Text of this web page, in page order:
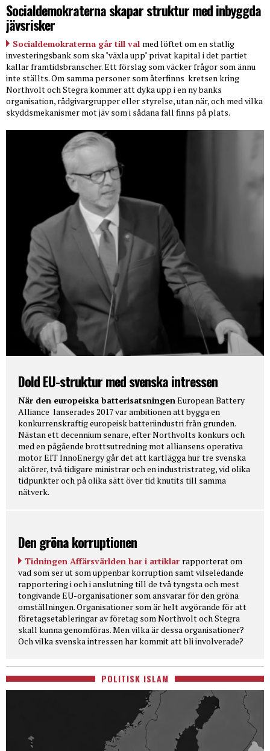
Socialdemokraterna skapar struktur med inbyggda
jävsrisker
Socialdemokraterna går till val med löftet om en statlig
investeringsbank som ska "växla upp" privat kapital i det partiet
kallar framtidsbranscher. Ett förslag som väcker frågor som ännu
inte ställts. Om samma personer som återfinns kretsen kring
Northvolt och Stegra kommer att dyka upp i en ny banks
organisation, rådgivargrupper eller styrelse, utan när, och med vilka
skyddsmekanismer mot jäv som i sådana fall finns på plats.
Dold EU-struktur med svenska intressen
När den europeiska batterisatsningenEuropean Battery
Alliance lanserades 2017 var ambitionen att bygga en
konkurrenskraftig europeisk batteriindustri från grunden.
Nästan ett decennium senare, efter Northvolts konkurs och
med en pågående brottsutredning mot alliansens operativa
motor EIT InnoEnergy går det att kartlägga hur tre svenska
aktörer, två tidigare ministrar och en industristrateg, vid olika
tidpunkter och på olika sätt över tid knutits till samma
nätverk.
Den gröna korruptionen
Tidningen Affärsvärlden har i artiklar rapporterat om
vad som ser ut som uppenbar korruption samt vilseledande
rapportering i och i anslutning till de två tyngsta och mest
tongivande EU-organisationer som ansvarar för den gröna
omställningen. Organisationer som är helt avgörande för att
företagsetableringar av företag som Northvolt och Stegra
skall kunna genomföras. Men vilka är dessa organisationer?
Och vilka svenska intressen har kommit att bli involverade?
POLITISK ISLAM